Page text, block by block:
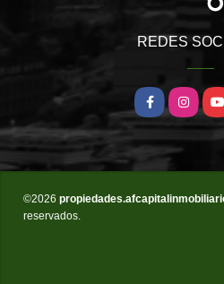
REDES
FacebookInstagram
©2026
reservados.